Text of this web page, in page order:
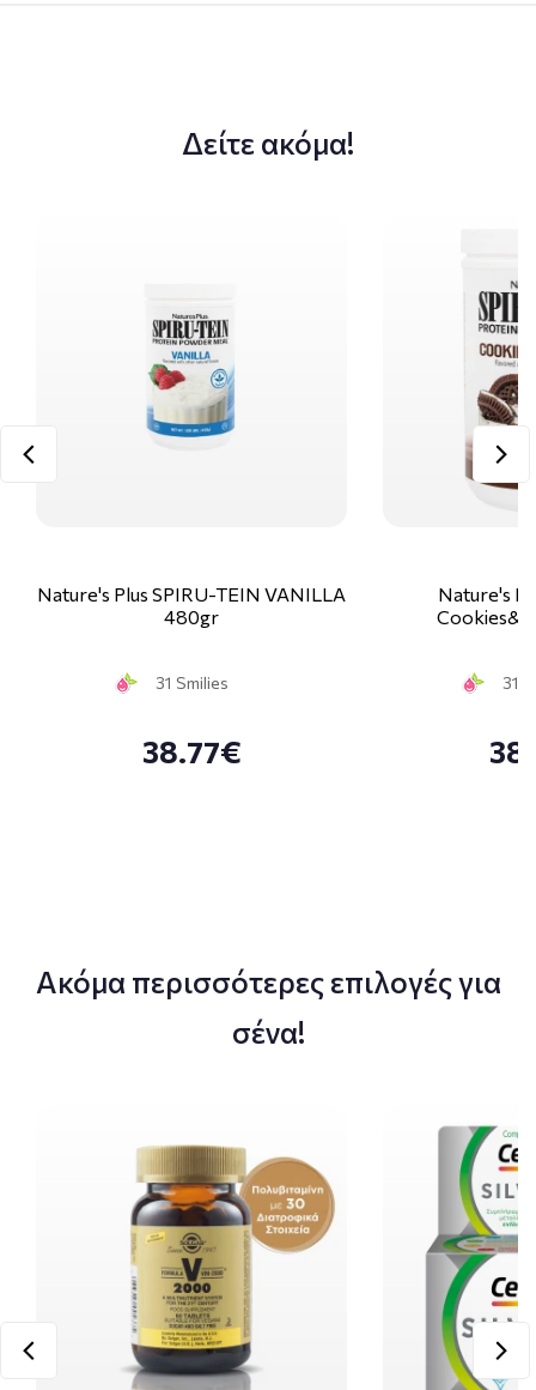
Δείτε ακόμα!
Nature's Plus SPIRU-TEIN VANILLA
480gr
31 Smilies
38.77€
Nature's
31
Ακόμα περισσότερες επιλογές για
σένα!